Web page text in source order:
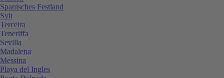
Spanisches Festland
Sylt
Terceira
Teneriffa
Sevilla
Madalena
Messina
Playa del Ingles